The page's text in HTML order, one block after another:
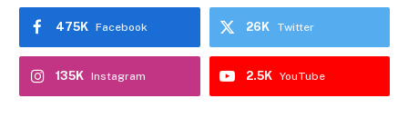
Facebook
475K Twitter
26K
Instagram
135K YouTube
2.5K